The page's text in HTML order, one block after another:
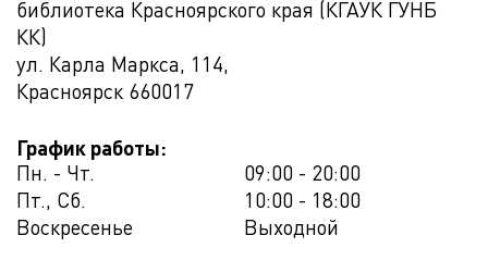
библиотека Красноярского края (КГАУК ГУНБ
КК)
ул. Карла Маркса, 114,
Красноярск 660017
График работы:
Пн. - Чт.
09:00 - 20:00
Пт., Сб.
10:00 - 18:00
Воскресенье
Выходной